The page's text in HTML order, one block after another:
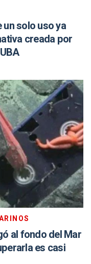
solo uso ya
creada por
al fondo del Mar
es casi